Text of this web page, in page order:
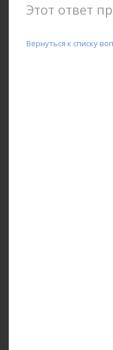
Этот ответ
Вернуться к списку